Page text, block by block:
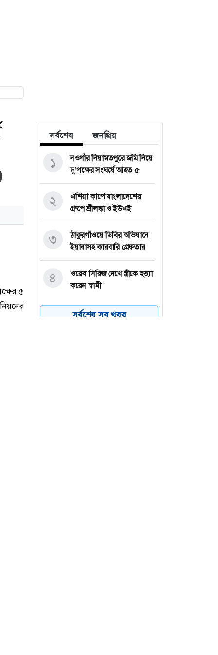
সর্বশেষ জনপ্রিয়
নওগাঁর নিয়ামতপুরে জমি নিয়ে
দু’পক্ষের সংঘর্ষে আহত ৫
১
এশিয়া কাপে বাংলাদেশের
গ্রুপে শ্রীলঙ্কা ও ইউএই
২
ঠাকুরগাঁওয়ে ডিবির অভিযানে
ইয়াবাসহ কারবারি গ্রেফতার
৩
ওয়েব সিরিজ দেখে স্ত্রীকে হত্যা
করেন স্বামী
৪
ইন্টারভিউ দিতে যাওয়ার আগে
সর্বশেষ সব খবর